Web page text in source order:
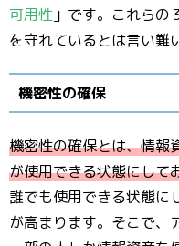
可用性 」です。これら
を守れているとは言い難
機密性の確保
機密性の確保とは、情報
が使用できる状態にして
誰でも使用できる状態に
が高まります。そこで、